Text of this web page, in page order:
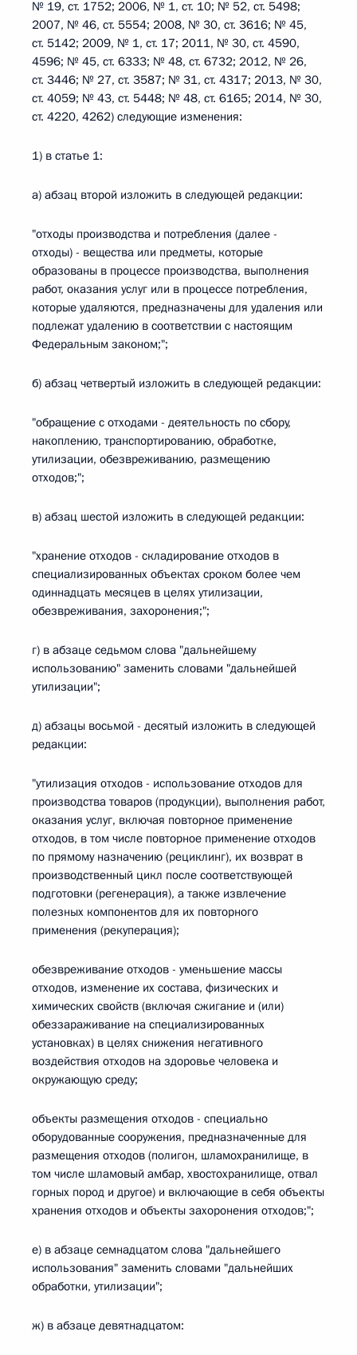
№ 19, ст. 1752; 2006, № 1, ст. 10; № 52, ст. 5498;
2007, № 46, ст. 5554; 2008, № 30, ст. 3616; № 45,
ст. 5142; 2009, № 1, ст. 17; 2011, № 30, ст. 4590,
4596; № 45, ст. 6333; № 48, ст. 6732; 2012, № 26,
ст. 3446; № 27, ст. 3587; № 31, ст. 4317; 2013, № 30,
ст. 4059; № 43, ст. 5448; № 48, ст. 6165; 2014, № 30,
ст. 4220, 4262) следующие изменения:
1) в статье 1:
а) абзац второй изложить в следующей редакции:
"отходы производства и потребления (далее -
отходы) - вещества или предметы, которые
образованы в процессе производства, выполнения
работ, оказания услуг или в процессе потребления,
которые удаляются, предназначены для удаления или
подлежат удалению в соответствии с настоящим
Федеральным законом;";
б) абзац четвертый изложить в следующей редакции:
"обращение с отходами - деятельность по сбору,
накоплению, транспортированию, обработке,
утилизации, обезвреживанию, размещению
отходов;";
в) абзац шестой изложить в следующей редакции:
"хранение отходов - складирование отходов в
специализированных объектах сроком более чем
одиннадцать месяцев в целях утилизации,
обезвреживания, захоронения;";
г) в абзаце седьмом слова "дальнейшему
использованию" заменить словами "дальнейшей
утилизации";
д) абзацы восьмой - десятый изложить в следующей
редакции:
"утилизация отходов - использование отходов для
производства товаров (продукции), выполнения работ,
оказания услуг, включая повторное применение
отходов, в том числе повторное применение отходов
по прямому назначению (рециклинг), их возврат в
производственный цикл после соответствующей
подготовки (регенерация), а также извлечение
полезных компонентов для их повторного
применения (рекуперация);
обезвреживание отходов - уменьшение массы
отходов, изменение их состава, физических и
химических свойств (включая сжигание и (или)
обеззараживание на специализированных
установках) в целях снижения негативного
воздействия отходов на здоровье человека и
окружающую среду;
объекты размещения отходов - специально
оборудованные сооружения, предназначенные для
размещения отходов (полигон, шламохранилище, в
том числе шламовый амбар, хвостохранилище, отвал
горных пород и другое) и включающие в себя объекты
хранения отходов и объекты захоронения отходов;";
е) в абзаце семнадцатом слова "дальнейшего
использования" заменить словами "дальнейших
обработки, утилизации";
ж) в абзаце девятнадцатом: